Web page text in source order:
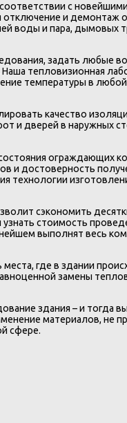
с
и
воды и пара, дымовых
задать любые
тепловизионная
температуры в
качество
и дверей в наружных
ограждающих
и достоверность
сэкономить
стоимость
выполнят весь
где в здании
замены
здания – и тогда
материалов, не
сфере.